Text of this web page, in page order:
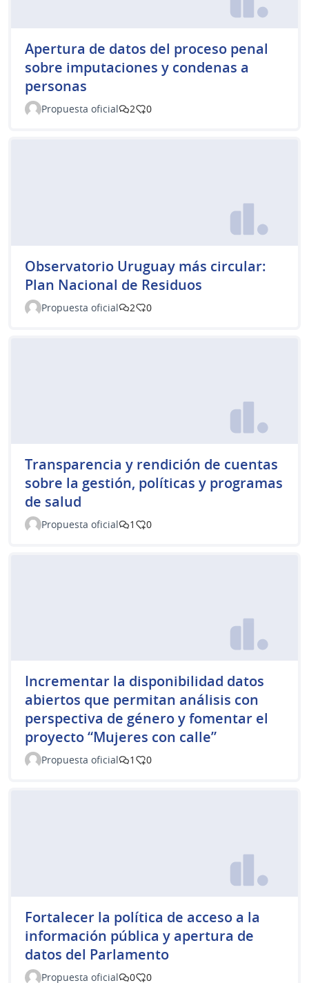
Apertura de datos del proceso penal
sobre imputaciones y condenas a
personas
Propuesta oficial 2 0
Observatorio Uruguay más circular:
Plan Nacional de Residuos
Propuesta oficial 2 0
Transparencia y rendición de cuentas
sobre la gestión, políticas y programas
de salud
Propuesta oficial 1 0
Incrementar la disponibilidad datos
abiertos que permitan análisis con
perspectiva de género y fomentar el
proyecto “Mujeres con calle”
Propuesta oficial 1 0
Fortalecer la política de acceso a la
información pública y apertura de
datos del Parlamento
Propuesta oficial 0 0